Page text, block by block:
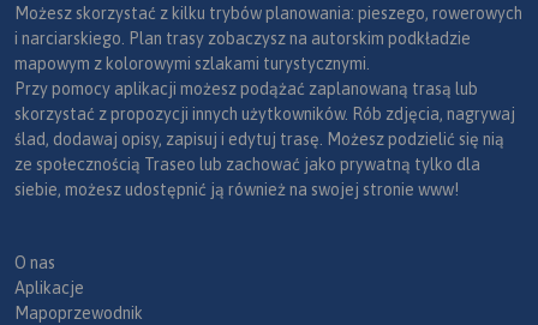
Możesz skorzystać z kilku trybów planowania: pieszego, rowerowych
i narciarskiego. Plan trasy zobaczysz na autorskim podkładzie
mapowym z kolorowymi szlakami turystycznymi.
Przy pomocy aplikacji możesz podążać zaplanowaną trasą lub
skorzystać z propozycji innych użytkowników. Rób zdjęcia, nagrywaj
ślad, dodawaj opisy, zapisuj i edytuj trasę. Możesz podzielić się nią
ze społecznością Traseo lub zachować jako prywatną tylko dla
siebie, możesz udostępnić ją również na swojej stronie www!
O nas
Aplikacje
Mapoprzewodnik